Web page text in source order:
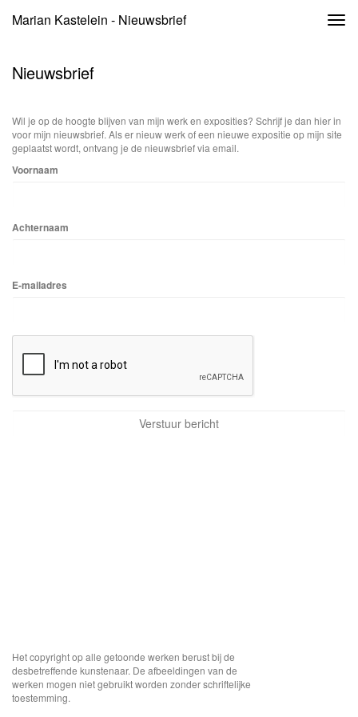
Marian Kastelein - Nieuwsbrief
Nieuwsbrief
Wil je op de hoogte blijven van mijn werk en exposities? Schrijf je dan hier in
voor mijn nieuwsbrief. Als er nieuw werk of een nieuwe expositie op mijn site
geplaatst wordt, ontvang je de nieuwsbrief via email.
Voornaam
Achternaam
E-mailadres
Het copyright op alle getoonde werken berust bij de
desbetreffende kunstenaar. De afbeeldingen van de
werken mogen niet gebruikt worden zonder schriftelijke
toestemming.